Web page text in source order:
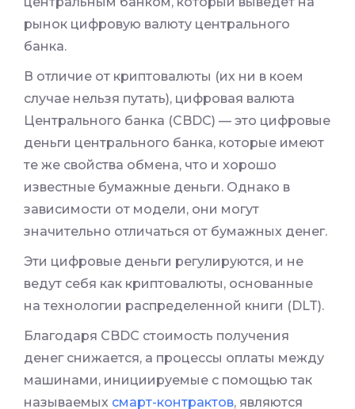
рынок цифровую валюту центрального
банка.
В отличие от криптовалюты (их ни в коем
случае нельзя путать), цифровая валюта
Центрального банка (CBDC) — это цифровые
деньги центрального банка, которые имеют
те же свойства обмена, что и хорошо
известные бумажные деньги. Однако в
зависимости от модели, они могут
значительно отличаться от бумажных денег.
Эти цифровые деньги регулируются, и не
ведут себя как криптовалюты, основанные
на технологии распределенной книги (DLT).
Благодаря CBDC стоимость получения
денег снижается, а процессы оплаты между
машинами, инициируемые с помощью так
называемых смарт-контрактов, являются